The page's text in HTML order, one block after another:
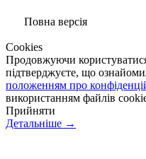
Повна версія
Сookies
Продовжуючи
підтверджуєте, що
положенням про
використанням файлів
Прийняти
Детальніше →